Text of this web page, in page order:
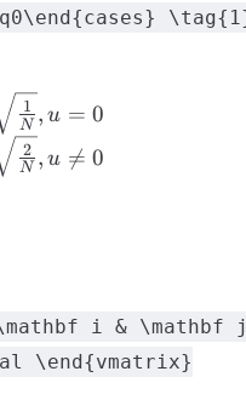
c(u)=\begin{cases}
N
1 , u = 0
N
2 , u 
= 0
i & \mathbf
\end{vmatrix}